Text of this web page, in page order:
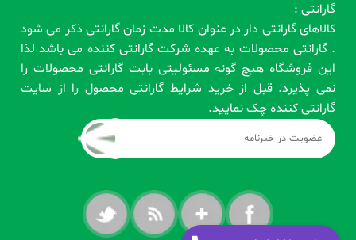
گارانتی :
کالاهای گارانتی دار در عنوان کالا مدت زمان گارانتی ذکر می شود
. گارانتی محصولات به عهده شرکت گارانتی کننده می باشد لذا
این فروشگاه هیچ گونه مسئولیتی بابت گارانتی محصولات را
نمی پذیرد. قبل از خرید شرایط گارانتی محصول را از سایت
گارانتی کننده چک نمایید.